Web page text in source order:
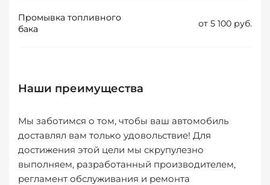
Промывка топливного
бака
от 5 100 руб.
Наши преимущества
Мы заботимся о том, чтобы ваш автомобиль
доставлял вам только удовольствие! Для
достижения этой цели мы скрупулезно
выполняем, разработанный производителем,
регламент обслуживания и ремонта